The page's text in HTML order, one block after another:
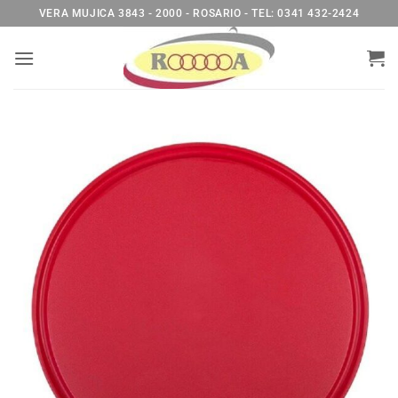
al
contenido
VERA MUJICA 3843 - 2000 - ROSARIO - TEL: 0341 432-2424